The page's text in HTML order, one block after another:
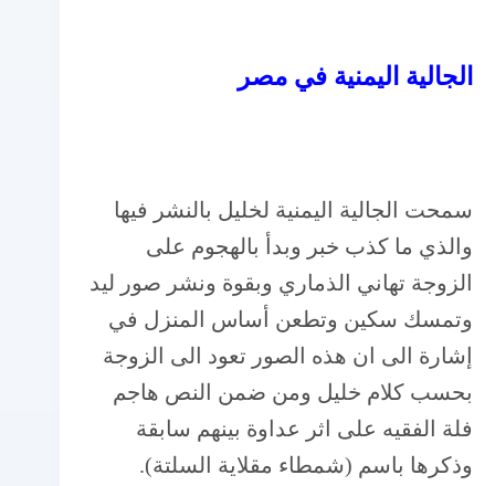
الجالية اليمنية في مصر
سمحت الجالية اليمنية لخليل بالنشر فيها
والذي ما كذب خبر وبدأ بالهجوم على
الزوجة تهاني الذماري وبقوة ونشر صور ليد
وتمسك سكين وتطعن أساس المنزل في
إشارة الى ان هذه الصور تعود الى الزوجة
بحسب كلام خليل ومن ضمن النص هاجم
فلة الفقيه على اثر عداوة بينهم سابقة
وذكرها باسم (شمطاء مقلاية السلتة).